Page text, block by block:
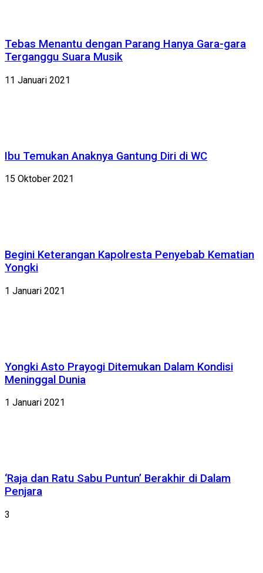
Tebas Menantu dengan Parang Hanya Gara-gara
Terganggu Suara Musik
11 Januari 2021
Ibu Temukan Anaknya Gantung Diri di WC
15 Oktober 2021
Begini Keterangan Kapolresta Penyebab Kematian
Yongki
1 Januari 2021
Yongki Asto Prayogi Ditemukan Dalam Kondisi
Meninggal Dunia
1 Januari 2021
‘Raja dan Ratu Sabu Puntun’ Berakhir di Dalam
Penjara
3